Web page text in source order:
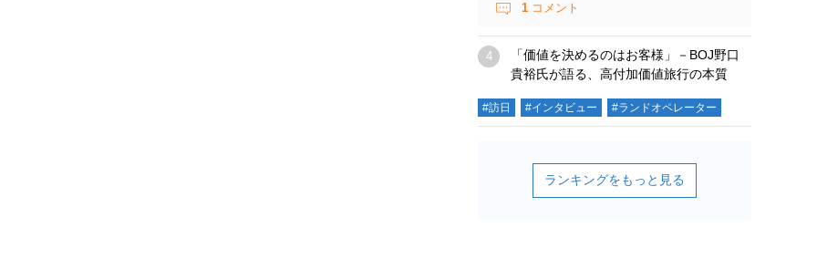
1 コメント
「価値を決めるのはお客様」－BOJ野口
貴裕氏が語る、高付加価値旅行の本質
#訪日 #インタビュー #ランドオペレーター